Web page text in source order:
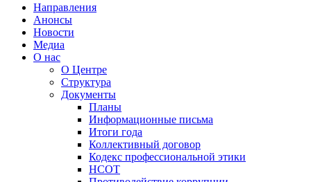
Направления
Анонсы
Новости
Медиа
О нас
О Центре
Структура
Документы
Планы
Информационные письма
Итоги года
Коллективный договор
Кодекс профессиональной этики
НСОТ